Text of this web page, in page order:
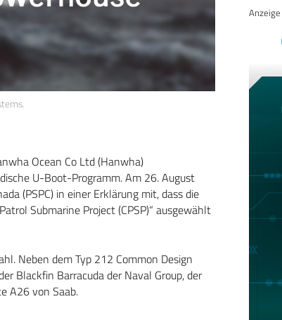
Ocean Co Ltd (Hanwha)
U-Boot-Programm. Am 26. August
(PSPC) in einer Erklärung mit, dass die
Submarine Project (CPSP)“ ausgewählt
Neben dem Typ 212 Common Design
Blackfin Barracuda der Naval Group, der
A26 von Saab.
Anzeige